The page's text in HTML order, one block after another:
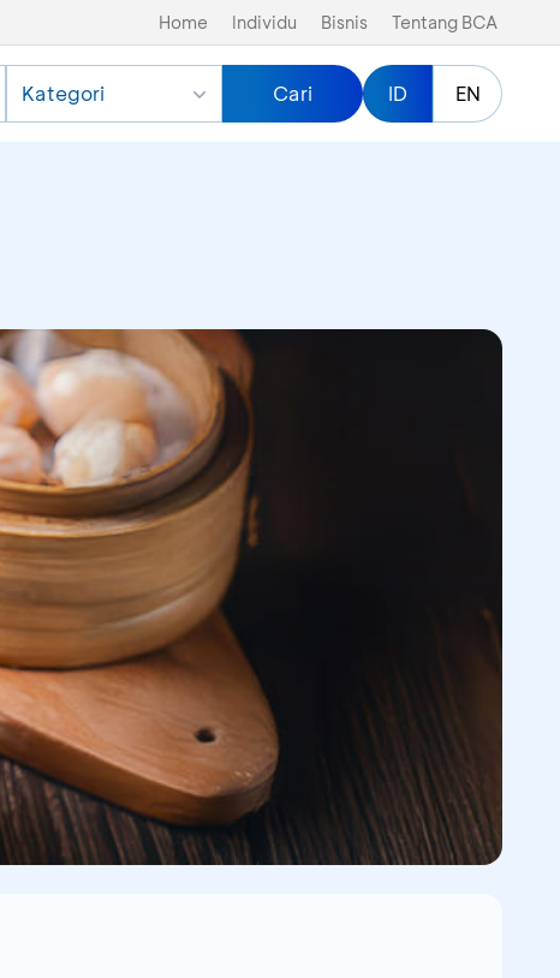
Home Individu Bisnis Tentang BCA
Kategori Cari ID EN